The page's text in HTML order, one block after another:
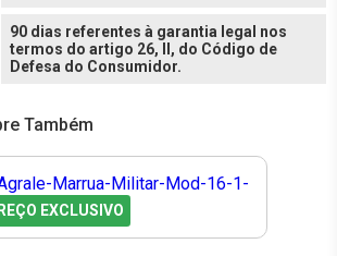
90 dias referentes à garantia legal nos
termos do artigo 26, II, do Código de
Defesa do Consumidor.
Também
EXCLUSIVO